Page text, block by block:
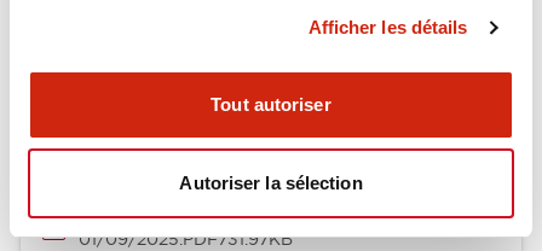
Afficher les détails
Tout autoriser
Autoriser la sélection
Catalogues Et Brochures
LW Catalog
01/09/2025.PDF731.97KB